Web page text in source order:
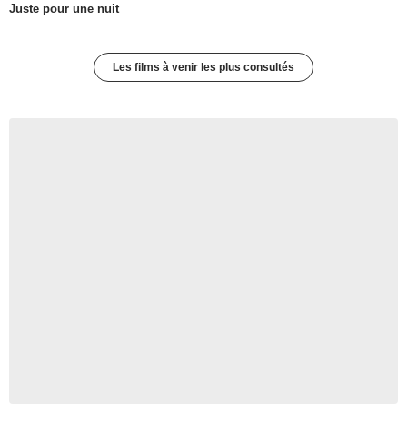
Juste pour une nuit
Les films à venir les plus consultés